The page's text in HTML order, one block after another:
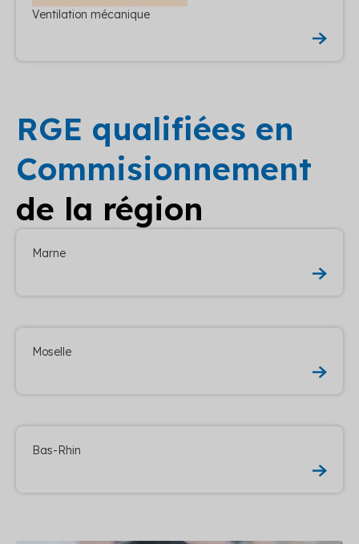
Ventilation mécanique
RGE qualifiées en
Commisionnement
de la région
Marne
Moselle
Bas-Rhin